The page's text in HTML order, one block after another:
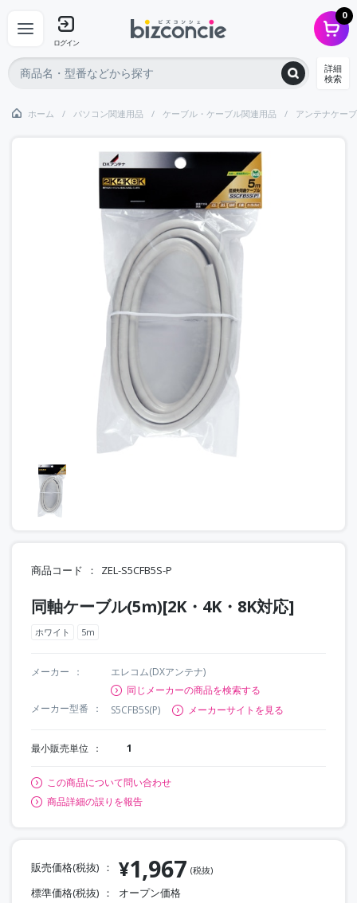
ログイン
0
詳細
検索
ホーム パソコン関連用品 ケーブル・ケーブル関連用品 アンテナケー
商品コード ZEL-S5CFB5S-P
同軸ケーブル(5m)[2K・4K・8K対応]
ホワイト 5m
メーカー
エレコム(DXアンテナ)
同じメーカーの商品を検索する
メーカー型番
S5CFB5S(P) メーカーサイトを見る
最小販売単位 1
この商品について問い合わせ
商品詳細の誤りを報告
販売価格(税抜) ¥1,967 (税抜)
標準価格(税抜) オープン価格